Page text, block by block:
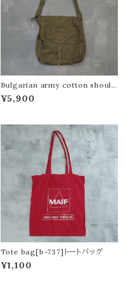
Bulgarian army cotton should
er bag[n-569]ブルガリア軍コット
ンショルダーバッグ
¥5,900
Tote bag[b-737]トートバッグ
¥1,100